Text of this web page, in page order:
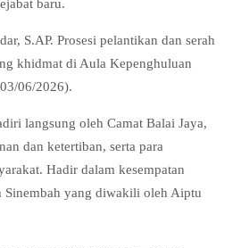
baru.
S.AP. Prosesi pelantikan dan serah
khidmat di Aula Kepenghuluan
06/2026).
langsung oleh Camat Balai Jaya,
dan ketertiban, serta para
Hadir dalam kesempatan
Sinembah yang diwakili oleh Aiptu